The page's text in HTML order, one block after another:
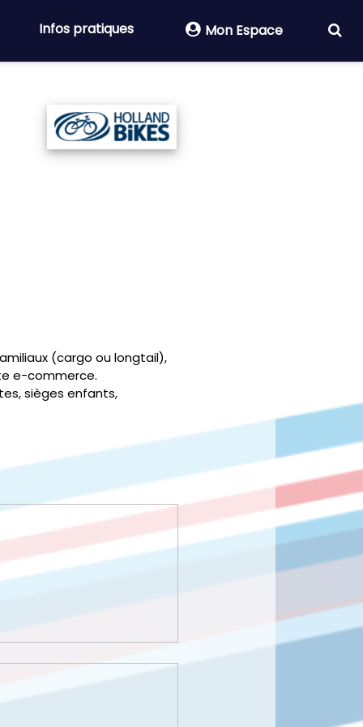
Infos pratiques Mon Espace
(cargo ou longtail),
e-commerce.
sièges enfants,